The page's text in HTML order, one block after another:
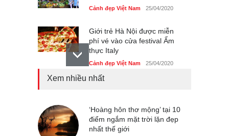
Cảnh đẹp Việt Nam 25/04/2020
Giới trẻ Hà Nội được miễn
phí vé vào cửa festival Ẩm
thực Italy
Cảnh đẹp Việt Nam 25/04/2020
Cảnh đẹp Việt Nam 25/04/2020
Bán đảo Sơn Trà sẽ là khu
Xem nhiều nhất
‘Hoàng hôn thơ mộng’ tại 10
điểm ngắm mặt trời lặn đẹp
nhất thế giới